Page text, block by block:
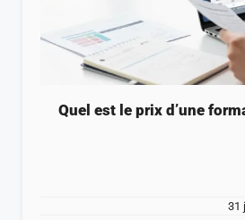
Quel est le prix d’une
31